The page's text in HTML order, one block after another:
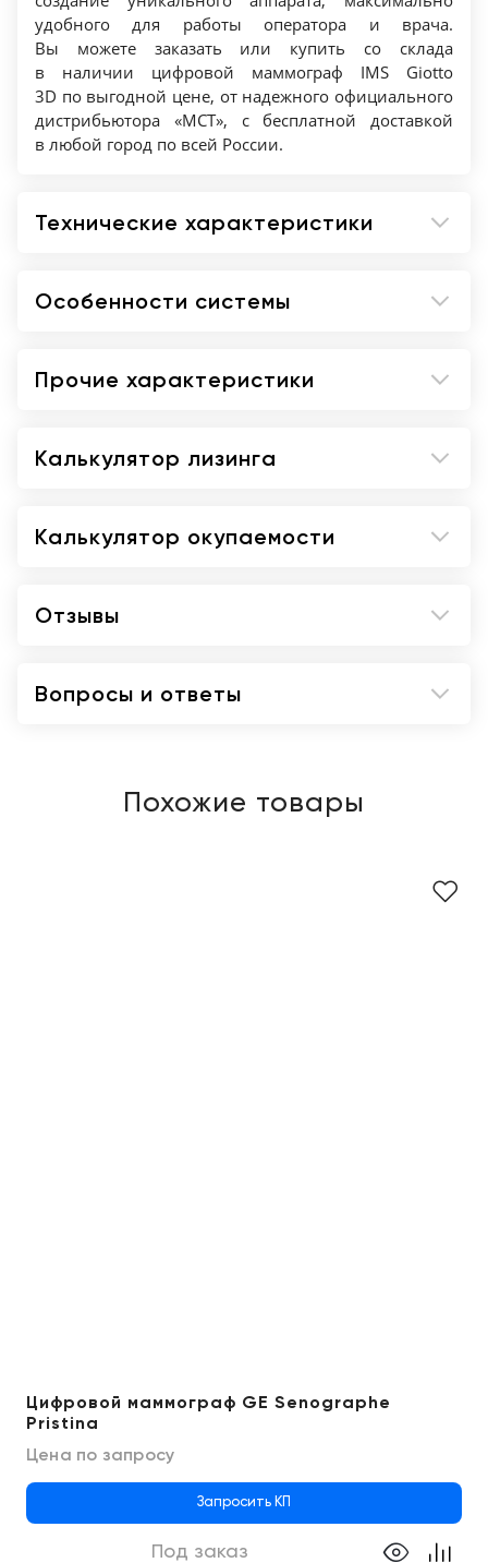
удобного для работы оператора и врача.
Вы можете заказать или купить со склада
в наличии цифровой маммограф IMS Giotto
3D по выгодной цене, от надежного официального
дистрибьютора «МСТ», с бесплатной доставкой
в любой город по всей России.
Технические характеристики
Особенности системы
Прочие характеристики
Калькулятор лизинга
Калькулятор окупаемости
Отзывы
Вопросы и ответы
Похожие товары
Цифровой маммограф GE Senographe
Pristina
Цена по запросу
Запросить КП
Под заказ